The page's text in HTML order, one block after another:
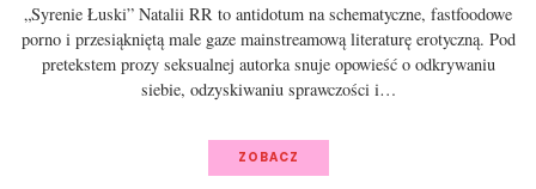
„Syrenie Łuski” Natalii RR to antidotum na schematyczne, fastfoodowe
porno i przesiąkniętą male gaze mainstreamową literaturę erotyczną. Pod
pretekstem prozy seksualnej autorka snuje opowieść o odkrywaniu
siebie, odzyskiwaniu sprawczości i…
ZOBACZ